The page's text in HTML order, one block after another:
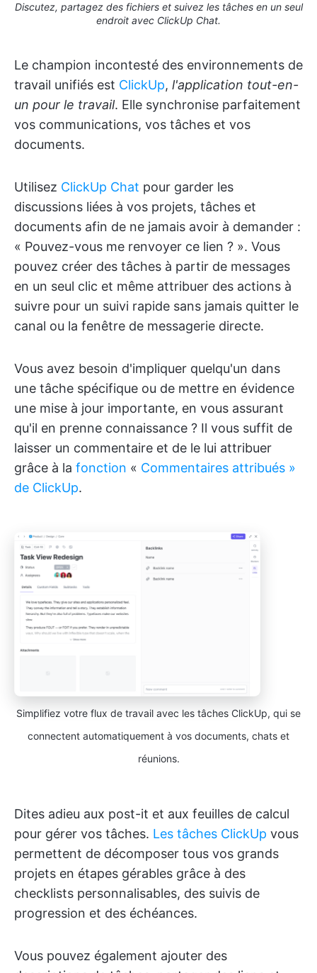
Discutez, partagez des fichiers et suivez les tâches en un seul
endroit avec ClickUp Chat.
Le champion incontesté des environnements de
travail unifiés est ClickUp, l'application tout-en-
un pour le travail. Elle synchronise parfaitement
vos communications, vos tâches et vos
documents.
Utilisez ClickUp Chat pour garder les
discussions liées à vos projets, tâches et
documents afin de ne jamais avoir à demander :
« Pouvez-vous me renvoyer ce lien ? ». Vous
pouvez créer des tâches à partir de messages
en un seul clic et même attribuer des actions à
suivre pour un suivi rapide sans jamais quitter le
canal ou la fenêtre de messagerie directe.
Vous avez besoin d'impliquer quelqu'un dans
une tâche spécifique ou de mettre en évidence
une mise à jour importante, en vous assurant
qu'il en prenne connaissance ? Il vous suffit de
laisser un commentaire et de le lui attribuer
grâce à la fonction « Commentaires attribués »
de ClickUp.
Simplifiez votre flux de travail avec les tâches ClickUp, qui se
connectent automatiquement à vos documents, chats et
réunions.
Dites adieu aux post-it et aux feuilles de calcul
pour gérer vos tâches. Les tâches ClickUp vous
permettent de décomposer tous vos grands
projets en étapes gérables grâce à des
checklists personnalisables, des suivis de
progression et des échéances.
Vous pouvez également ajouter des